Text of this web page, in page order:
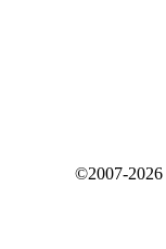
©2007-2026